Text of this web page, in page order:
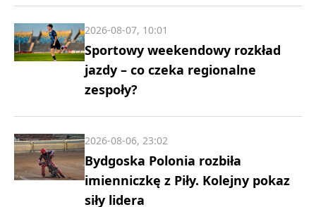
Sportowy weekendowy rozkład
jazdy – co czeka regionalne
zespoły?
2026-08-07, 10:01
Bydgoska Polonia rozbiła
imienniczkę z Piły. Kolejny pokaz
siły lidera
2026-08-06, 23:02